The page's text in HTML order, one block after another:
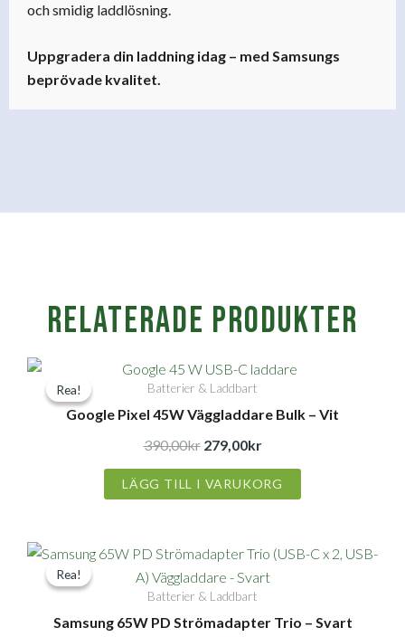
och smidig laddlösning.
Uppgradera din laddning idag – med Samsungs
beprövade kvalitet.
Relaterade produkter
Rea!
Rea! Batterier & Laddbart
Google Pixel 45W Väggladdare Bulk – Vit
390,00kr
Det
ursprungliga
priset
var:
279,00kr
Det
priset
LÄGG TILL I VARUKORG
Rea!
Rea!
Batterier & Laddbart
Samsung 65W PD Strömadapter Trio – Svart
Det
ursprungliga
priset
var:
Det
nuvarande
är: